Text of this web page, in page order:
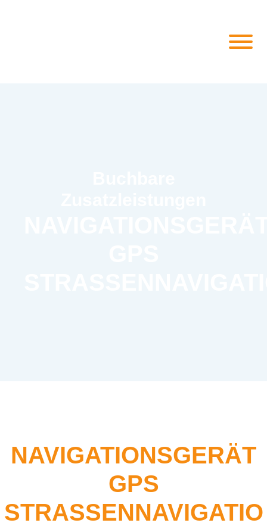
NAVIGATIONSGERÄT
GPS
STRASSENNAVIGATIO